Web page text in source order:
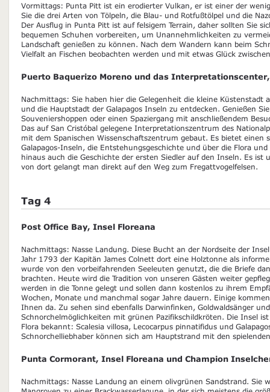
Vormittags: Punta Pitt ist ein erodierter Vulkan, er ist einer der
Sie die drei Arten von Tölpeln, die Blau- und Rotfußtölpel und die
Der Ausflug in Punta Pitt ist auf felsigem Terrain, daher sollten Sie
bequemen Schuhen vorbereiten, um Unannehmlichkeiten zu
Landschaft genießen zu können. Nach dem Wandern kann beim
Vielfalt an Fischen beobachten werden und mit etwas Glück
Puerto Baquerizo Moreno und das
Nachmittags: Sie haben hier die Gelegenheit die kleine Küstenstadt
und die Hauptstadt der Galapagos Inseln zu entdecken. Genießen
Souveniershoppen oder einen Spaziergang mit anschließendem
Das auf San Cristóbal gelegene Interpretationszentrum des
mit dem Spanischen Wissenschaftszentrum gebaut. Es bietet einen
Galapagos-Inseln, die Entstehungsgeschichte und über die Flora
hinaus auch die Geschichte der ersten Siedler auf den Inseln. Es
von dort gelangt man direkt auf den Weg zum Fregattvogelfelsen.
Tag 4
Post Office Bay, Insel Floreana
Nachmittags: Nasse Landung. Diese Bucht an der Nordseite der
Jahr 1793 der Kapitän James Colnett dort eine Holztonne als
wurde von den vorbeifahrenden Seeleuten genutzt, die die Briefe
brachten. Heute wird die Tradition von unseren Gästen weiter
werden in die Tonne gelegt und sollen dann kostenlos zu ihrem
Wochen, Monate und manchmal sogar Jahre dauern. Einige
Ihnen da. Zu sehen sind ebenfalls Darwinfinken, Goldwaldsänger
Schnorchelmöglichkeiten mit grünen Pazifikschildkröten. Die Insel
Flora bekannt: Scalesia villosa, Lecocarpus pinnatifidus und
Schnorchelliebhaber können sich am Hauptstrand mit den
Punta Cormorant, Insel Floreana und Champion
Nachmittags: Nasse Landung an einem olivgrünen Sandstrand. Sie